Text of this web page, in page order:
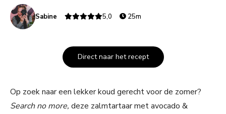
Sabine 5,0 25m
Direct naar het recept
Op zoek naar een lekker koud gerecht voor de zomer?
Search no more, deze zalmtartaar met avocado &